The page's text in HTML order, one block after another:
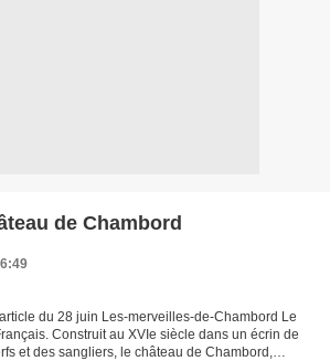
de Chambord
du 28 juin Les-merveilles-de-Chambord Le
Construit au XVIe siècle dans un écrin de
et des sangliers, le château de Chambord,